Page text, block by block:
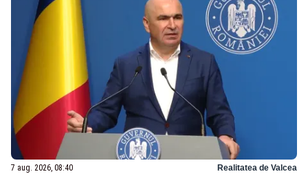
7 aug. 2026, 08:40 Realitatea de Valcea